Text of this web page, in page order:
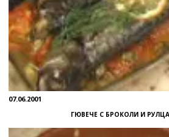
07.06.2001
ГЮВЕЧЕ С БРОКОЛИ И